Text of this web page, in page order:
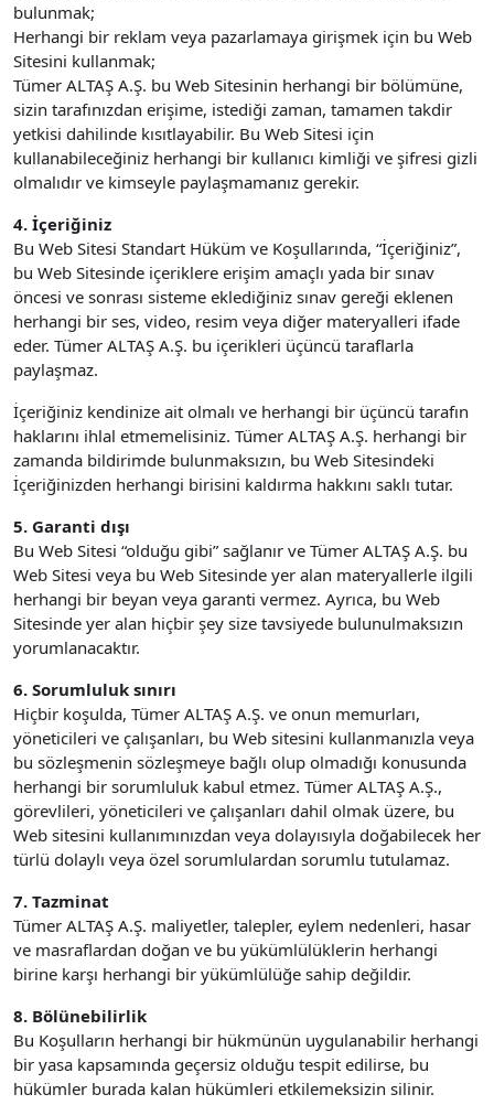
bulunmak;
Herhangi bir reklam veya pazarlamaya girişmek için bu Web
Sitesini kullanmak;
Tümer ALTAŞ A.Ş. bu Web Sitesinin herhangi bir bölümüne,
sizin tarafınızdan erişime, istediği zaman, tamamen takdir
yetkisi dahilinde kısıtlayabilir. Bu Web Sitesi için
kullanabileceğiniz herhangi bir kullanıcı kimliği ve şifresi gizli
olmalıdır ve kimseyle paylaşmamanız gerekir.
4. İçeriğiniz
Bu Web Sitesi Standart Hüküm ve Koşullarında, “İçeriğiniz”,
bu Web Sitesinde içeriklere erişim amaçlı yada bir sınav
öncesi ve sonrası sisteme eklediğiniz sınav gereği eklenen
herhangi bir ses, video, resim veya diğer materyalleri ifade
eder. Tümer ALTAŞ A.Ş. bu içerikleri üçüncü taraflarla
paylaşmaz.
İçeriğiniz kendinize ait olmalı ve herhangi bir üçüncü tarafın
haklarını ihlal etmemelisiniz. Tümer ALTAŞ A.Ş. herhangi bir
zamanda bildirimde bulunmaksızın, bu Web Sitesindeki
İçeriğinizden herhangi birisini kaldırma hakkını saklı tutar.
5. Garanti dışı
Bu Web Sitesi “olduğu gibi” sağlanır ve Tümer ALTAŞ A.Ş. bu
Web Sitesi veya bu Web Sitesinde yer alan materyallerle ilgili
herhangi bir beyan veya garanti vermez. Ayrıca, bu Web
Sitesinde yer alan hiçbir şey size tavsiyede bulunulmaksızın
yorumlanacaktır.
6. Sorumluluk sınırı
Hiçbir koşulda, Tümer ALTAŞ A.Ş. ve onun memurları,
yöneticileri ve çalışanları, bu Web sitesini kullanmanızla veya
bu sözleşmenin sözleşmeye bağlı olup olmadığı konusunda
herhangi bir sorumluluk kabul etmez. Tümer ALTAŞ A.Ş.,
görevlileri, yöneticileri ve çalışanları dahil olmak üzere, bu
Web sitesini kullanımınızdan veya dolayısıyla doğabilecek her
türlü dolaylı veya özel sorumlulardan sorumlu tutulamaz.
7. Tazminat
Tümer ALTAŞ A.Ş. maliyetler, talepler, eylem nedenleri, hasar
ve masraflardan doğan ve bu yükümlülüklerin herhangi
birine karşı herhangi bir yükümlülüğe sahip değildir.
8. Bölünebilirlik
Bu Koşulların herhangi bir hükmünün uygulanabilir herhangi
bir yasa kapsamında geçersiz olduğu tespit edilirse, bu
hükümler burada kalan hükümleri etkilemeksizin silinir.